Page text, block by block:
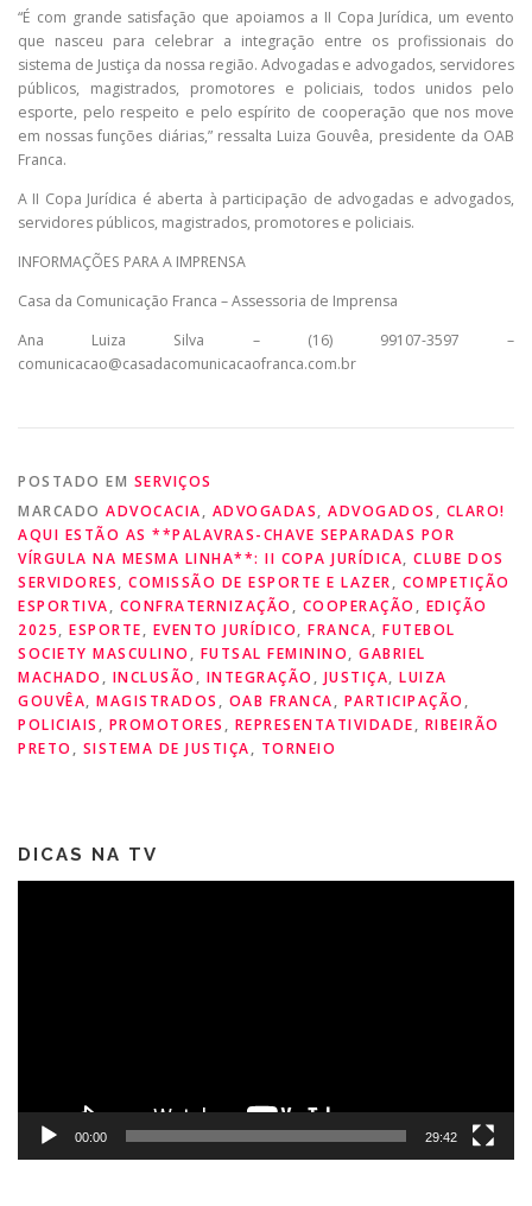
“É com grande satisfação que apoiamos a II Copa Jurídica, um evento
que nasceu para celebrar a integração entre os profissionais do
sistema de Justiça da nossa região. Advogadas e advogados, servidores
públicos, magistrados, promotores e policiais, todos unidos pelo
esporte, pelo respeito e pelo espírito de cooperação que nos move
em nossas funções diárias,” ressalta Luiza Gouvêa, presidente da OAB
Franca.
A II Copa Jurídica é aberta à participação de advogadas e advogados,
servidores públicos, magistrados, promotores e policiais.
INFORMAÇÕES PARA A IMPRENSA
Casa da Comunicação Franca – Assessoria de Imprensa
Ana Luiza Silva – (16) 99107-3597 –
comunicacao@casadacomunicacaofranca.com.br
POSTADO EM SERVIÇOS
MARCADO ADVOCACIA, ADVOGADAS, ADVOGADOS , CLARO!
AQUI ESTÃO AS **PALAVRAS-CHAVE SEPARADAS POR
VÍRGULA NA MESMA LINHA**: II COPA JURÍDICA, CLUBE DOS
SERVIDORES, COMISSÃO DE ESPORTE E LAZER, COMPETIÇÃO
ESPORTIVA, CONFRATERNIZAÇÃO , COOPERAÇÃO , EDIÇÃO
2025, ESPORTE, EVENTO JURÍDICO, FRANCA, FUTEBOL
SOCIETY MASCULINO , FUTSAL FEMININO, GABRIEL
MACHADO , INCLUSÃO , INTEGRAÇÃO , JUSTIÇA, LUIZA
GOUVÊA, MAGISTRADOS , OAB FRANCA, PARTICIPAÇÃO ,
POLICIAIS , PROMOTORES , REPRESENTATIVIDADE, RIBEIRÃO
PRETO , SISTEMA DE JUSTIÇA, TORNEIO
DICAS NA TV
00:00 29:42